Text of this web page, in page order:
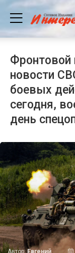
Фронтовой
новости
боевых
сегодня,
день
Автор:Евгений